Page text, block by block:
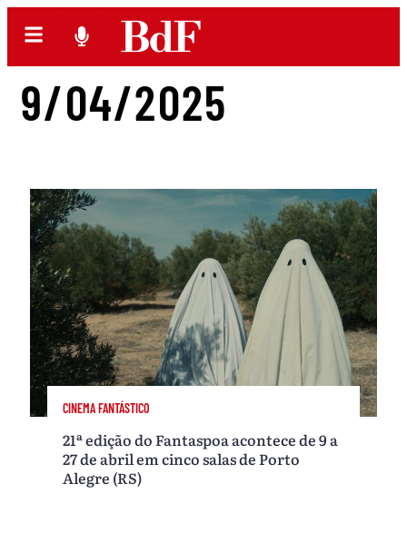
9/04/2025
CINEMA FANTÁSTICO
21ª edição do Fantaspoa acontece de 9 a
27 de abril em cinco salas de Porto
Alegre (RS)